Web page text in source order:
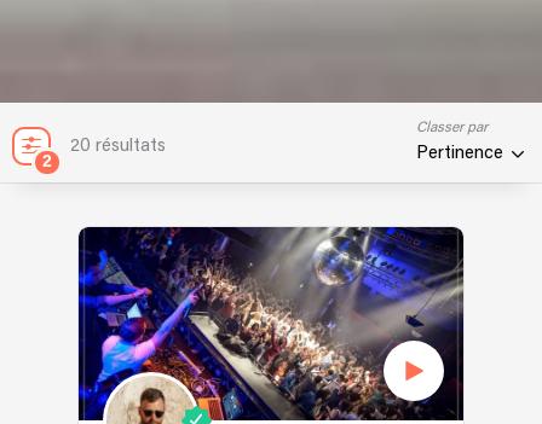
2
20 résultats
Classer par
Pertinence